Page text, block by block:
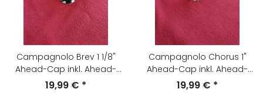
Campagnolo Brev 1 1/8"
Ahead-Cap inkl. Ahead-
Kralle, Alu, schwarz matt,
19,99 € *
Campagnolo Chorus 1"
Ahead-Cap inkl. Ahead-
Kralle, Alu, silber, NEU
19,99 € *